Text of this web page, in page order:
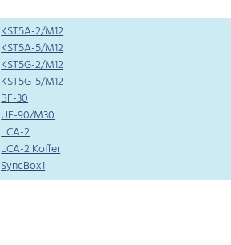
KST5A-2/M12
KST5A-5/M12
KST5G-2/M12
KST5G-5/M12
BF-30
UF-90/M30
LCA-2
LCA-2 Koffer
SyncBox1